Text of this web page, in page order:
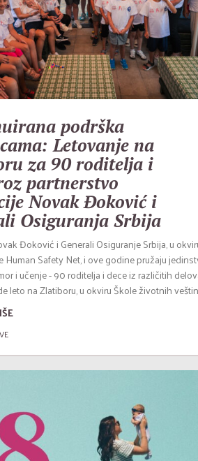
podrška
Letovanje na
za 90 roditelja i
partnerstvo
Novak Đoković i
Osiguranja Srbija
Đoković i Generali Osiguranje Srbija, u
Human Safety Net, i ove godine pružaju
i učenje - 90 roditelja i dece iz različitih
leto na Zlatiboru, u okviru Škole životnih